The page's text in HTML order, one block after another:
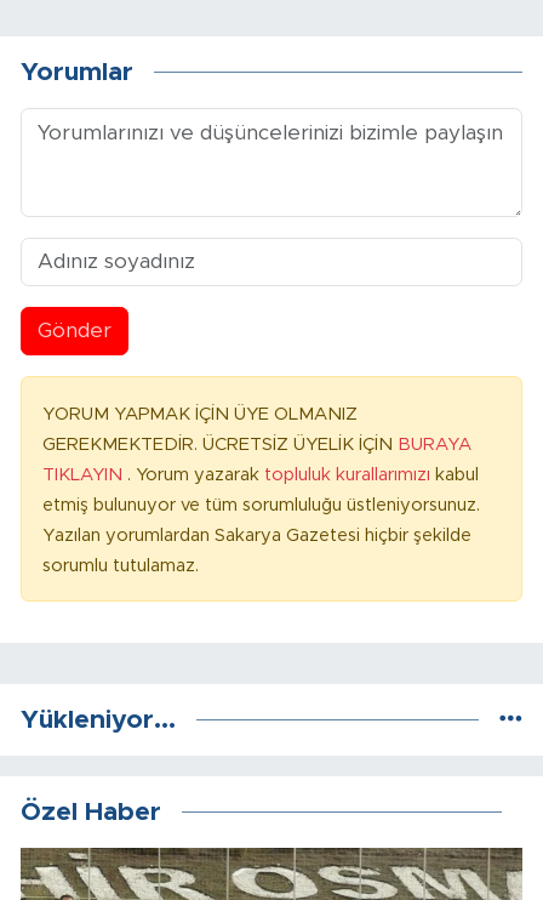
Yorumlar
Gönder
YORUM YAPMAK İÇİN ÜYE OLMANIZ
GEREKMEKTEDİR. ÜCRETSİZ ÜYELİK İÇİN BURAYA
TIKLAYIN . Yorum yazarak topluluk kurallarımızı kabul
etmiş bulunuyor ve tüm sorumluluğu üstleniyorsunuz.
Yazılan yorumlardan Sakarya Gazetesi hiçbir şekilde
sorumlu tutulamaz.
Yükleniyor...
Özel Haber